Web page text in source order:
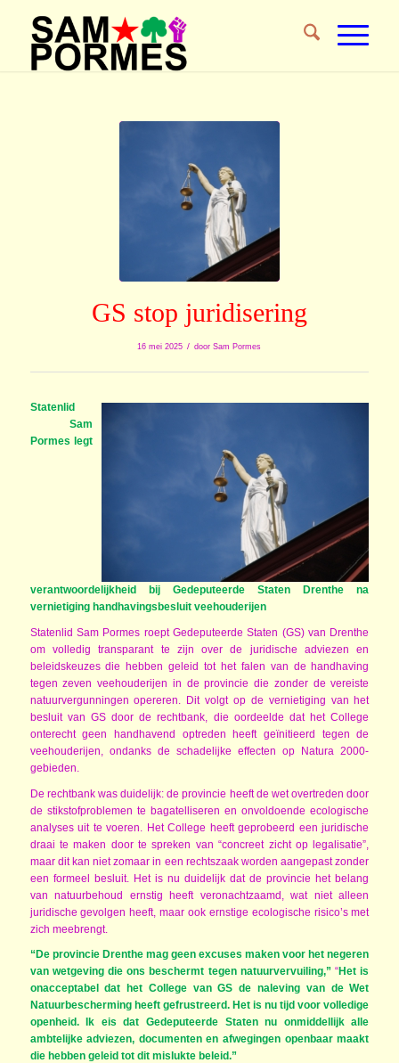
GS stop juridisering
16 mei 2025 / doorSam Pormes
Statenlid
Sam
Pormes legt
verantwoordelijkheid bij Gedeputeerde Staten Drenthe na
vernietiging handhavingsbesluit veehouderijen
Statenlid Sam Pormes roept Gedeputeerde Staten (GS) van Drenthe
om volledig transparant te zijn over de juridische adviezen en
beleidskeuzes die hebben geleid tot het falen van de handhaving
tegen zeven veehouderijen in de provincie die zonder de vereiste
natuurvergunningen opereren. Dit volgt op de vernietiging van het
besluit van GS door de rechtbank, die oordeelde dat het College
onterecht geen handhavend optreden heeft geïnitieerd tegen de
veehouderijen, ondanks de schadelijke effecten op Natura 2000-
gebieden.
De rechtbank was duidelijk: de provincie heeft de wet overtreden door
de stikstofproblemen te bagatelliseren en onvoldoende ecologische
analyses uit te voeren. Het College heeft geprobeerd een juridische
draai te maken door te spreken van “concreet zicht op legalisatie”,
maar dit kan niet zomaar in een rechtszaak worden aangepast zonder
een formeel besluit. Het is nu duidelijk dat de provincie het belang
van natuurbehoud ernstig heeft veronachtzaamd, wat niet alleen
juridische gevolgen heeft, maar ook ernstige ecologische risico’s met
zich meebrengt.
“De provincie Drenthe mag geen excuses maken voor het negeren
van wetgeving die ons beschermt tegen natuurvervuiling,” “Het is
onacceptabel dat het College van GS de naleving van de Wet
Natuurbescherming heeft gefrustreerd. Het is nu tijd voor volledige
openheid. Ik eis dat Gedeputeerde Staten nu onmiddellijk alle
ambtelijke adviezen, documenten en afwegingen openbaar maakt
die hebben geleid tot dit mislukte beleid.”